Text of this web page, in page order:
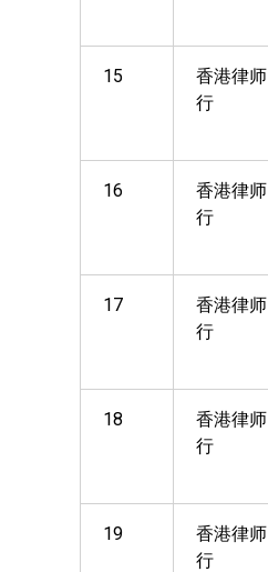
15
香港律师
行
16
香港律师
行
17
香港律师
行
18
香港律师
行
19
香港律师
行